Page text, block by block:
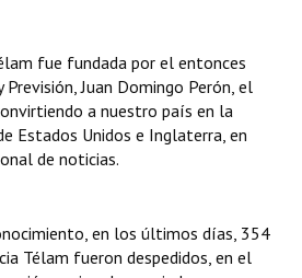
fue fundada por el entonces
Juan Domingo Perón, el
a nuestro país en la
Estados Unidos e Inglaterra, en
de noticias.
en los últimos días, 354
Télam fueron despedidos, en el